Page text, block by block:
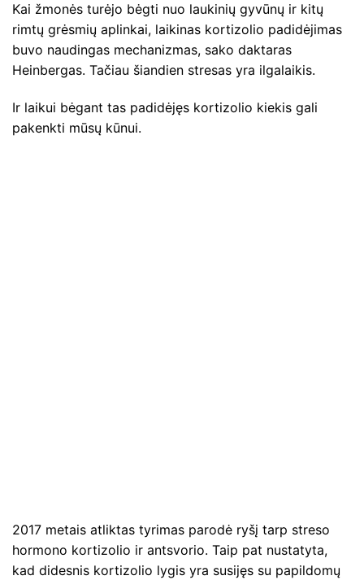
Kai žmonės turėjo bėgti nuo laukinių gyvūnų ir kitų
rimtų grėsmių aplinkai, laikinas kortizolio padidėjimas
buvo naudingas mechanizmas, sako daktaras
Heinbergas. Tačiau šiandien stresas yra ilgalaikis.
Ir laikui bėgant tas padidėjęs kortizolio kiekis gali
pakenkti mūsų kūnui.
2017 metais atliktas tyrimas parodė ryšį tarp streso
hormono kortizolio ir antsvorio. Taip pat nustatyta,
kad didesnis kortizolio lygis yra susijęs su papildomų